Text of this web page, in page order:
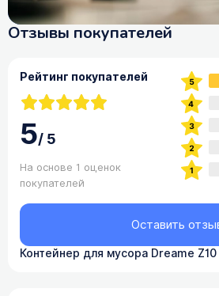
Отзывы покупателей
Рейтинг покупателей
5/5
На основе 1 оценок
покупателей
Контейнер для мусора Dreame
Оставить